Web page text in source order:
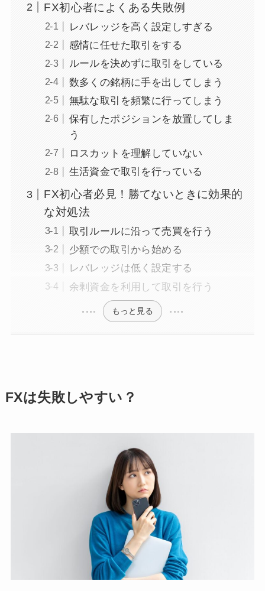
FX初心者によくある失敗例
レバレッジを高く設定しすぎる
感情に任せた取引をする
ルールを決めずに取引をしている
数多くの銘柄に手を出してしまう
無駄な取引を頻繁に行ってしまう
保有したポジションを放置してしま
う
ロスカットを理解していない
生活資金で取引を行っている
FX初心者必見！勝てないときに効果的
な対処法
取引ルールに沿って売買を行う
少額での取引から始める
レバレッジは低く設定する
余剰資金を利用して取引を行う
もっと見る
FXは失敗しやすい？